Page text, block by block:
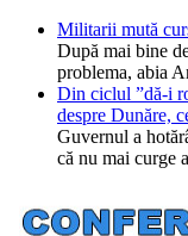
Militarii mută
După mai bine
problema, abia
Din ciclul ”dă-i
despre Dunăre,
Guvernul a
că nu mai curge